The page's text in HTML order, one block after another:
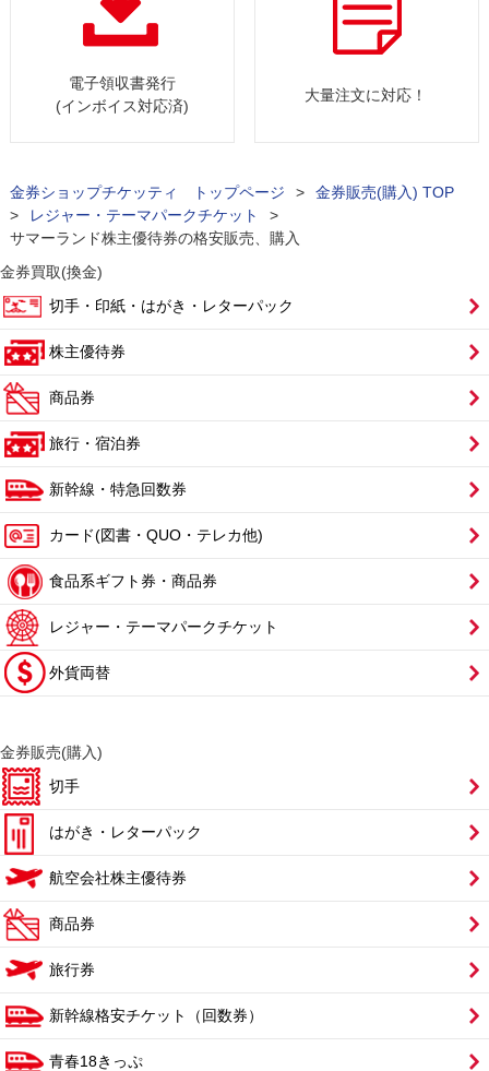
電子領収書発行
(インボイス対応済)
大量注文に対応！
金券ショップチケッティ トップページ >
金券販売(購入) TOP
>
レジャー・テーマパークチケット
>
サマーランド株主優待券の格安販売、購入
金券買取(換金)
切手・印紙・はがき・レターパック
株主優待券
商品券
旅行・宿泊券
新幹線・特急回数券
カード(図書・QUO・テレカ他)
食品系ギフト券・商品券
レジャー・テーマパークチケット
外貨両替
金券販売(購入)
切手
はがき・レターパック
航空会社株主優待券
商品券
旅行券
新幹線格安チケット（回数券）
青春18きっぷ